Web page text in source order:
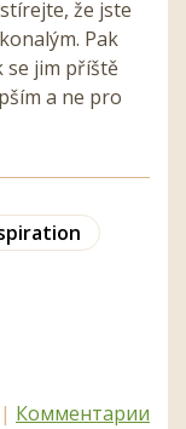
že jste
Pak
se jim příště
a ne pro
| Комментарии